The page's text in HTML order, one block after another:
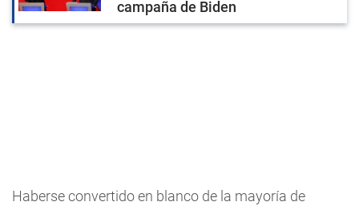
campaña de Biden
Haberse convertido en blanco de la mayoría de